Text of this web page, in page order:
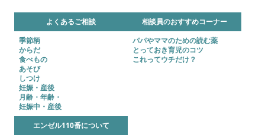
よくあるご相談
季節柄
からだ
食べもの
あそび
しつけ
妊娠・産後
月齢・年齢・
妊娠中・産後
相談員のおすすめコーナー
パパやママのための読む薬
とっておき育児のコツ
これってウチだけ？
エンゼル110番について